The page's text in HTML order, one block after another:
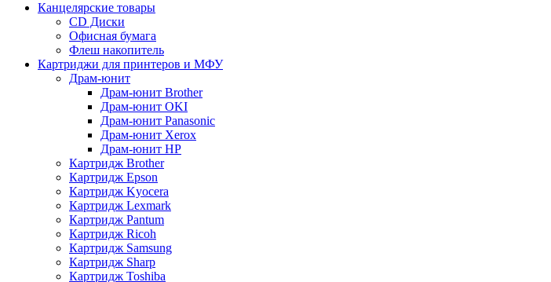
Канцелярские товары
CD Диски
Офисная бумага
Флеш накопитель
Картриджи для принтеров и МФУ
Драм-юнит
Драм-юнит Brother
Драм-юнит OKI
Драм-юнит Panasonic
Драм-юнит Xerox
Драм-юнит НР
Картридж Brother
Картридж Epson
Картридж Kyocera
Картридж Lexmark
Картридж Pantum
Картридж Ricoh
Картридж Samsung
Картридж Sharp
Картридж Toshiba